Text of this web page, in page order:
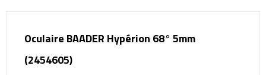
Oculaire BAADER Hypérion 68° 5mm
(2454605)